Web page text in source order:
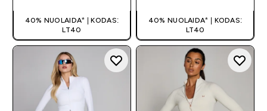
40% NUOLAIDA* | KODAS:
LT40
40% NUOLAIDA* | KODAS:
LT40